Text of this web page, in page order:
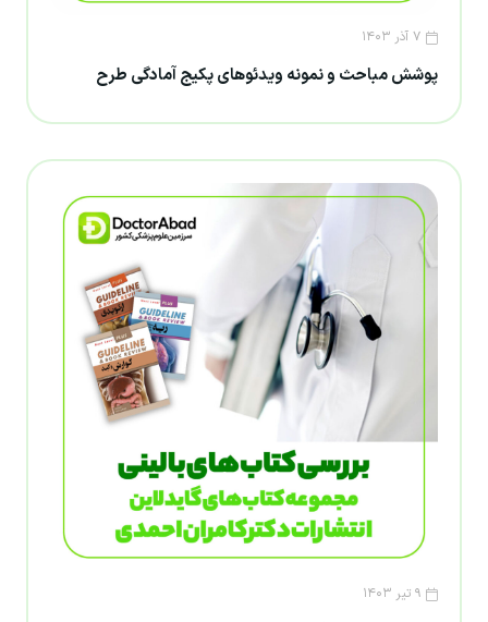
۷ آذر ۱۴۰۳
پوشش مباحث و نمونه ویدئوهای پکیج آمادگی طرح
۹ تیر ۱۴۰۳